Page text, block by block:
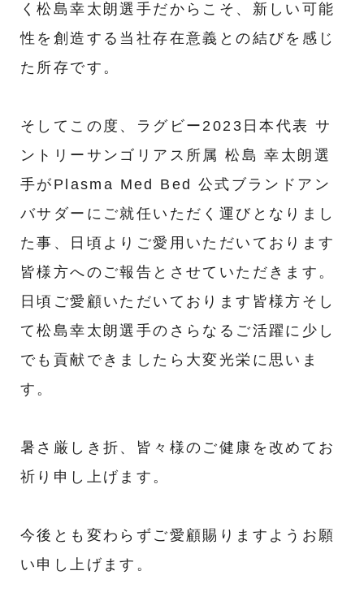
く松島幸太朗選手だからこそ、新しい可能
性を創造する当社存在意義との結びを感じ
た所存です。
そしてこの度、ラグビー2023日本代表 サ
ントリーサンゴリアス所属 松島 幸太朗選
手がPlasma Med Bed 公式ブランドアン
バサダーにご就任いただく運びとなりまし
た事、日頃よりご愛用いただいております
皆様方へのご報告とさせていただきます。
日頃ご愛顧いただいております皆様方そし
て松島幸太朗選手のさらなるご活躍に少し
でも貢献できましたら大変光栄に思いま
す。
暑さ厳しき折、皆々様のご健康を改めてお
祈り申し上げます。
今後とも変わらずご愛顧賜りますようお願
い申し上げます。